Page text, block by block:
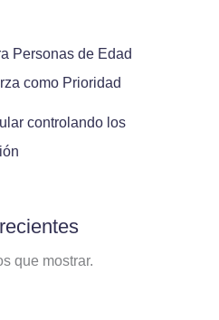
Personas de Edad
como Prioridad
controlando los
que mostrar.